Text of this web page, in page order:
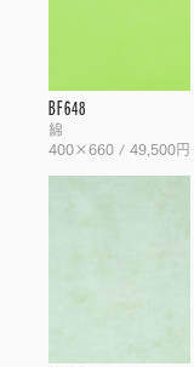
BF648
綿
400×660 / 49,500円